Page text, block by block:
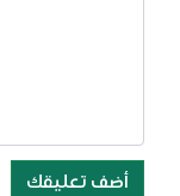
أضف تعليقك